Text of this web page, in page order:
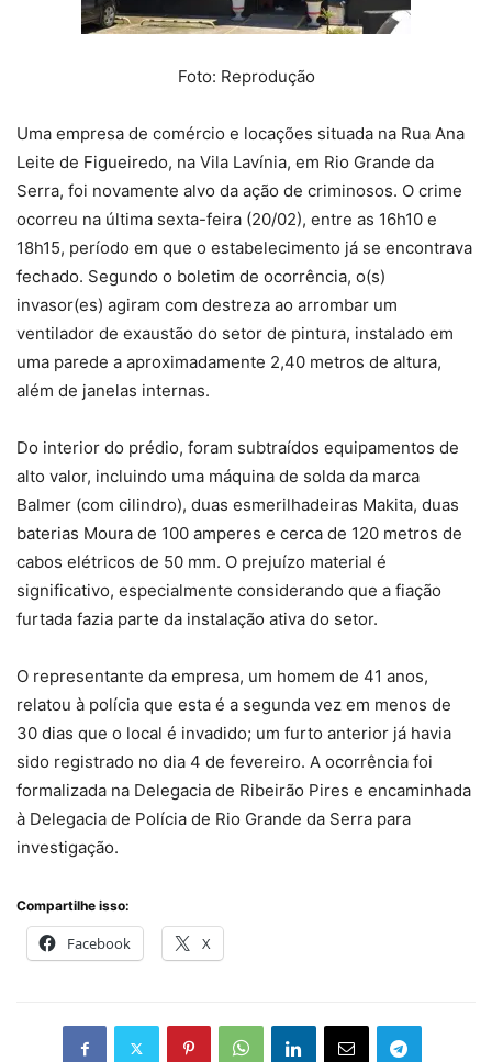
Foto: Reprodução
Uma empresa de comércio e locações situada na Rua Ana
Leite de Figueiredo, na Vila Lavínia, em Rio Grande da
Serra, foi novamente alvo da ação de criminosos. O crime
ocorreu na última sexta-feira (20/02), entre as 16h10 e
18h15, período em que o estabelecimento já se encontrava
fechado. Segundo o boletim de ocorrência, o(s)
invasor(es) agiram com destreza ao arrombar um
ventilador de exaustão do setor de pintura, instalado em
uma parede a aproximadamente 2,40 metros de altura,
além de janelas internas.
Do interior do prédio, foram subtraídos equipamentos de
alto valor, incluindo uma máquina de solda da marca
Balmer (com cilindro), duas esmerilhadeiras Makita, duas
baterias Moura de 100 amperes e cerca de 120 metros de
cabos elétricos de 50 mm. O prejuízo material é
significativo, especialmente considerando que a fiação
furtada fazia parte da instalação ativa do setor.
O representante da empresa, um homem de 41 anos,
relatou à polícia que esta é a segunda vez em menos de
30 dias que o local é invadido; um furto anterior já havia
sido registrado no dia 4 de fevereiro. A ocorrência foi
formalizada na Delegacia de Ribeirão Pires e encaminhada
à Delegacia de Polícia de Rio Grande da Serra para
investigação.
Compartilhe isso:
Facebook X